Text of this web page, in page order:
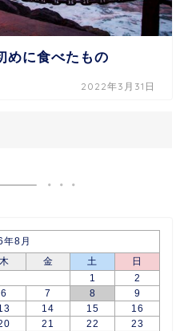
めに食べたもの
2022年3月31日
8月
木 金 土
日
1
2
6 7 8
9
14 15
16
21 22
23